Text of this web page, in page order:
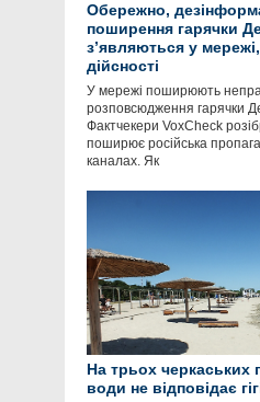
Обережно,
поширення гарячки
зʼявляються у
дійсності
У мережі поширюють
розповсюдження гарячки
Фактчекери VoxCheck
поширює російська
каналах. Як
На трьох черкаських
води не відповідає